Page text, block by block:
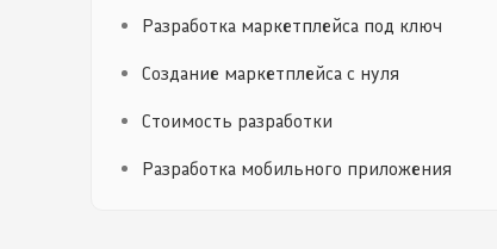
Разработка маркетплейса под ключ
Создание маркетплейса с нуля
Стоимость разработки
Разработка мобильного приложения